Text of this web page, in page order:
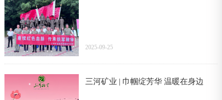
2025-09-25
三河矿业 | 巾帼绽芳华 温暖在身边